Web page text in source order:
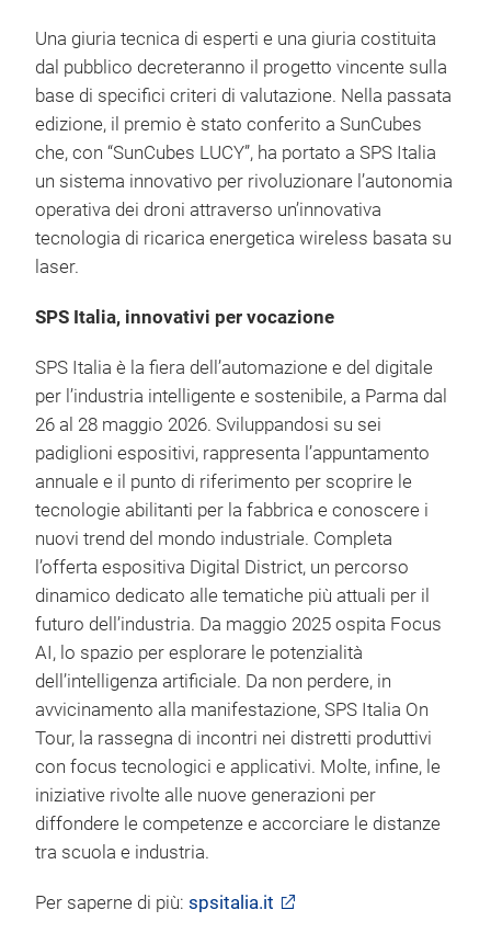
Una giuria tecnica di esperti e una giuria costituita
dal pubblico decreteranno il progetto vincente sulla
base di specifici criteri di valutazione. Nella passata
edizione, il premio è stato conferito a SunCubes
che, con “SunCubes LUCY”, ha portato a SPS Italia
un sistema innovativo per rivoluzionare l’autonomia
operativa dei droni attraverso un’innovativa
tecnologia di ricarica energetica wireless basata su
laser.
SPS Italia, innovativi per vocazione
SPS Italia è la fiera dell’automazione e del digitale
per l’industria intelligente e sostenibile, a Parma dal
26 al 28 maggio 2026. Sviluppandosi su sei
padiglioni espositivi, rappresenta l’appuntamento
annuale e il punto di riferimento per scoprire le
tecnologie abilitanti per la fabbrica e conoscere i
nuovi trend del mondo industriale. Completa
l’offerta espositiva Digital District, un percorso
dinamico dedicato alle tematiche più attuali per il
futuro dell’industria. Da maggio 2025 ospita Focus
AI, lo spazio per esplorare le potenzialità
dell’intelligenza artificiale. Da non perdere, in
avvicinamento alla manifestazione, SPS Italia On
Tour, la rassegna di incontri nei distretti produttivi
con focus tecnologici e applicativi. Molte, infine, le
iniziative rivolte alle nuove generazioni per
diffondere le competenze e accorciare le distanze
tra scuola e industria.
Per saperne di più: spsitalia.it